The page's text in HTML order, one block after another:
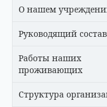
О нашем
Руководящий состав
Работы наших
проживающих
Структура